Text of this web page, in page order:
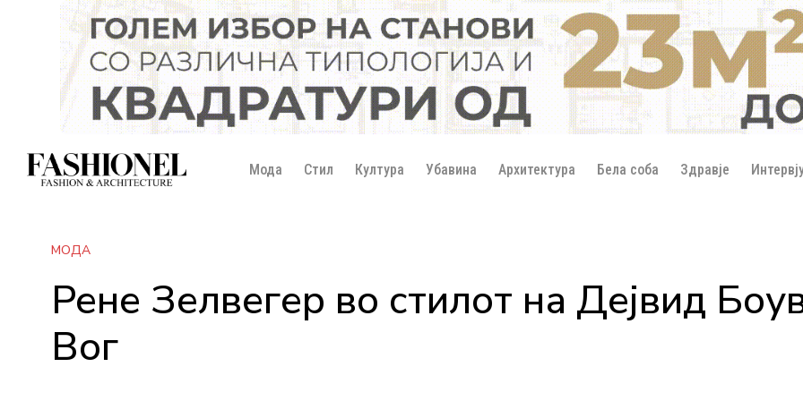
Мода Стил Култура Убавина Архитектура Бела соба Здравје
МОДА
Рене Зелвегер во стилот на Дејвид
Вог